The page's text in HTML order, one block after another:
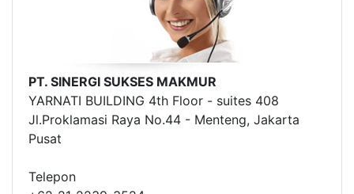
PT. SINERGI SUKSES MAKMUR
YARNATI BUILDING 4th Floor - suites 408
Jl.Proklamasi Raya No.44 - Menteng, Jakarta
Pusat
Telepon